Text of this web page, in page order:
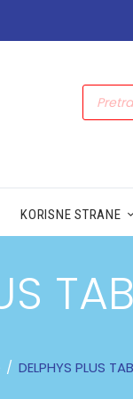
KORISNE STRANE
DELPHYS PLUS